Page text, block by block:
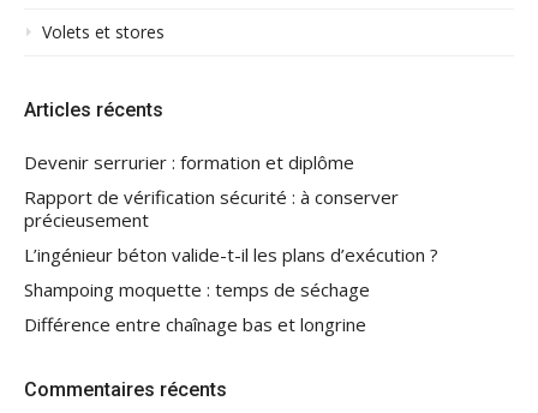
Volets et stores
Articles récents
Devenir serrurier : formation et diplôme
Rapport de vérification sécurité : à conserver
précieusement
L’ingénieur béton valide-t-il les plans d’exécution ?
Shampoing moquette : temps de séchage
Différence entre chaînage bas et longrine
Commentaires récents